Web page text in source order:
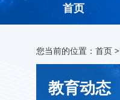
首页
您当前的位置： 首页 >
教育动态